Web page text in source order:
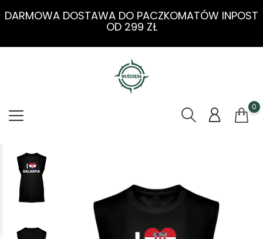
DARMOWA DOSTAWA DO PACZKOMATÓW INPOST
OD 299 ZŁ
0